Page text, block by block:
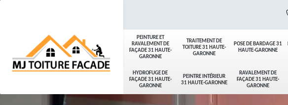
PEINTURE ET
RAVALEMENT DE
FAÇADE 31 HAUTE-
GARONNE
TRAITEMENT DE
TOITURE 31 HAUTE-
GARONNE
POSE DE BARDAGE 31
HAUTE-GARONNE
HYDROFUGE DE
FAÇADE 31 HAUTE-
GARONNE
PEINTRE INTÉRIEUR
31 HAUTE-GARONNE
RAVALEMENT DE
FAÇADE 31 HAUTE-
GARONNE